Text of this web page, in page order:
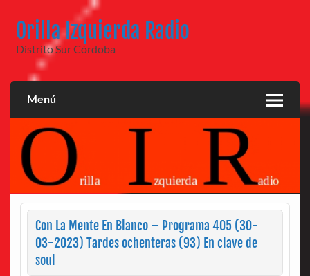
contenido
Orilla Izquierda Radio
Distrito Sur Córdoba
Menú
Con La Mente En Blanco – Programa 405 (30-
03-2023) Tardes ochenteras (93) En clave de
soul